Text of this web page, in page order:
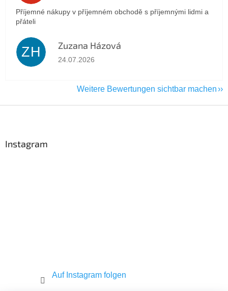
Příjemné nákupy v příjemném obchodě s příjemnými lidmi a
přáteli
ZH Zuzana Házová
Die Shop-Bewertung beträgt 5 von 5 Sternen.
24.07.2026
Weitere Bewertungen sichtbar machen
Instagram
Auf Instagram folgen